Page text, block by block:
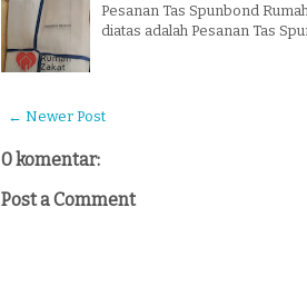
Pesanan Tas Spunbond
diatas adalah Pesanan Tas
← Newer Post
0 komentar:
Post a Comment